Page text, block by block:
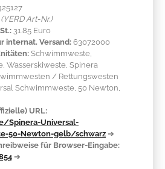
(YERD Art-Nr.)
31.85 Euro
internat. Versand:63072000
Schwimmweste,
Wasserskiweste, Spinera
/ Rettungswesten
Schwimmweste, 50 Newton,
URL:
Spinera-Universal-
50-Newton-gelb/schwarz ➔
für Browser-Eingabe:
➔